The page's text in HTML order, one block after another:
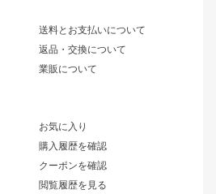
送料とお支払いについて
返品・交換について
業販について
お気に入り
購入履歴を確認
クーポンを確認
閲覧履歴を見る
アリスト
ソアラ
アルテッツァ
ワンビア
レーシングライン
アタックライン
ストリームライン